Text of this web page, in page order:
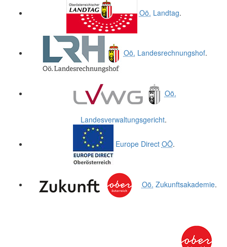
Oö. Landtag.
Oö. Landesrechnungshof.
Oö.
Landesverwaltungsgericht.
Europe Direct OÖ.
Oö. Zukunftsakademie.